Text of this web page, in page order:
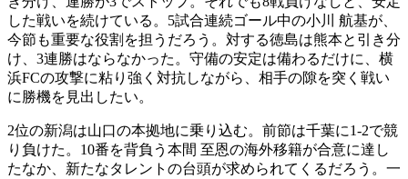
した戦いを続けている。5試合連続ゴール中の小川 航基が、
今節も重要な役割を担うだろう。対する徳島は熊本と引き分
け、3連勝はならなかった。守備の安定は備わるだけに、横
浜FCの攻撃に粘り強く対抗しながら、相手の隙を突く戦い
に勝機を見出したい。
2位の新潟は山口の本拠地に乗り込む。前節は千葉に1-2で競
り負けた。10番を背負う本間 至恩の海外移籍が合意に達し
たなか、新たなタレントの台頭が求められてくるだろう。一